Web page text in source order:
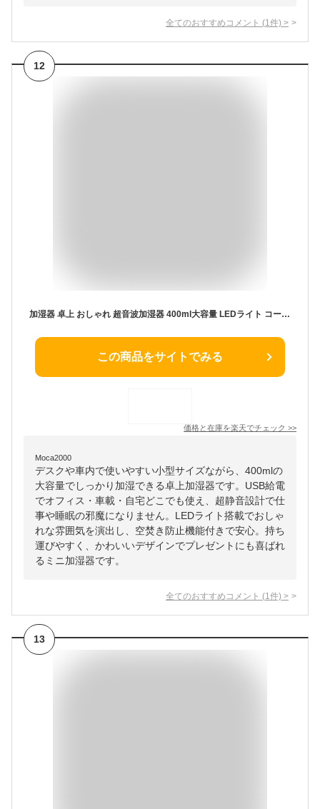
全てのおすすめコメント (1 件) >
12
加湿器 卓上 おしゃれ 超音波加湿器 400ml大容量 LEDライト コーラ型 スチーム式 車載用 USB 超音波 オフィス 小型 超静音 LED 持ち運び便利 卓上加湿器 車用加湿器 空焚き防止 ミニ加湿器 かわいい プレゼント
この商品をサイトでみる
価格と在庫を楽天でチェック >>
Moca2000
デスクや車内で使いやすい小型サイズながら、400mlの
大容量でしっかり加湿できる卓上加湿器です。USB給電
でオフィス・車載・自宅どこでも使え、超静音設計で仕
事や睡眠の邪魔になりません。LEDライト搭載でおしゃ
れな雰囲気を演出し、空焚き防止機能付きで安心。持ち
運びやすく、かわいいデザインでプレゼントにも喜ばれ
るミニ加湿器です。
全てのおすすめコメント (1 件) >
13